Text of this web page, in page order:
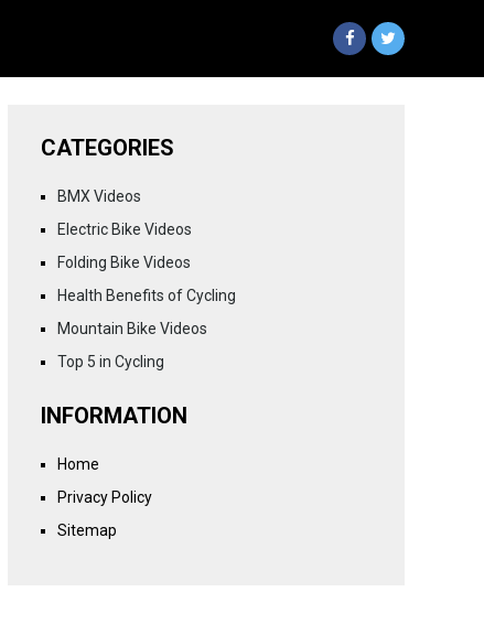
CATEGORIES
BMX Videos
Electric Bike Videos
Folding Bike Videos
Health Benefits of Cycling
Mountain Bike Videos
Top 5 in Cycling
INFORMATION
Home
Privacy Policy
Sitemap